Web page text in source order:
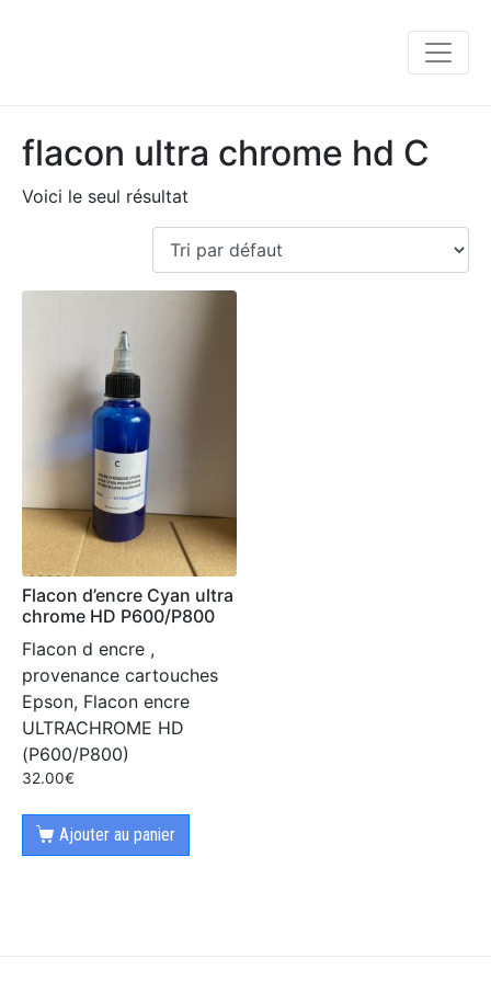
flacon ultra chrome hd C
Voici le seul résultat
Flacon d’encre Cyan ultra
chrome HD P600/P800
Flacon d encre ,
provenance cartouches
Epson, Flacon encre
ULTRACHROME HD
(P600/P800)
32.00€
Ajouter au panier